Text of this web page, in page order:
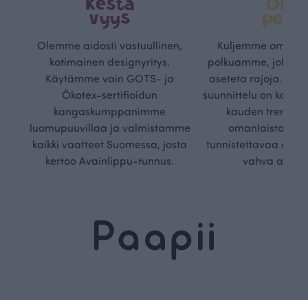
Kestä
vyys
Olemme aidosti vastuullinen,
kotimainen designyritys.
Käytämme vain GOTS- ja
Ökotex-sertifioidun
kangaskumppanimme
luomupuuvillaa ja valmistamme
kaikki vaatteet Suomessa, josta
kertoo Avainlippu-tunnus.
Oma
Kuljemme omaa,
polkuamme, jolla
aseteta rajoja.
suunnittelu on
kauden
omanlaista,
tunnistettavaa
vahva